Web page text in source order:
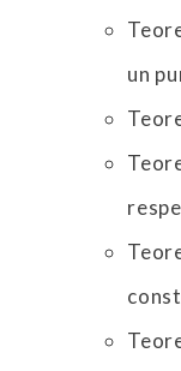
un